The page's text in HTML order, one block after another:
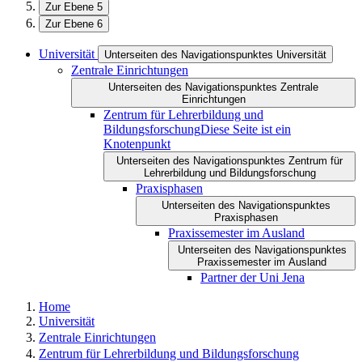
Zur Ebene 5
Zur Ebene 6
Universität Unterseiten des Navigationspunktes Universität
Zentrale Einrichtungen
Unterseiten des Navigationspunktes Zentrale
Einrichtungen
Zentrum für Lehrerbildung und
BildungsforschungDiese Seite ist ein
Knotenpunkt
Unterseiten des Navigationspunktes Zentrum für
Lehrerbildung und Bildungsforschung
Praxisphasen
Unterseiten des Navigationspunktes
Praxisphasen
Praxissemester im Ausland
Unterseiten des Navigationspunktes
Praxissemester im Ausland
Partner der Uni Jena
Home
Universität
Zentrale Einrichtungen
Zentrum für Lehrerbildung und Bildungsforschung